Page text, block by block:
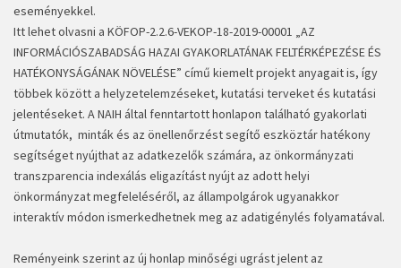
eseményekkel.
Itt lehet olvasni a KÖFOP-2.2.6-VEKOP-18-2019-00001 „AZ
INFORMÁCIÓSZABADSÁG HAZAI GYAKORLATÁNAK FELTÉRKÉPEZÉSE ÉS
HATÉKONYSÁGÁNAK NÖVELÉSE” című kiemelt projekt anyagait is, így
többek között a helyzetelemzéseket, kutatási terveket és kutatási
jelentéseket. A NAIH által fenntartott honlapon található gyakorlati
útmutatók, minták és az önellenőrzést segítő eszköztár hatékony
segítséget nyújthat az adatkezelők számára, az önkormányzati
transzparencia indexálás eligazítást nyújt az adott helyi
önkormányzat megfeleléséről, az állampolgárok ugyanakkor
interaktív módon ismerkedhetnek meg az adatigénylés folyamatával.
Reményeink szerint az új honlap minőségi ugrást jelent az